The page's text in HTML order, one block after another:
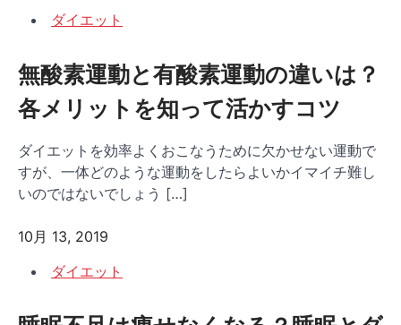
ダイエット
無酸素運動と有酸素運動の違いは？
各メリットを知って活かすコツ
ダイエットを効率よくおこなうために欠かせない運動で
すが、一体どのような運動をしたらよいかイマイチ難し
いのではないでしょう […]
10月 13, 2019
ダイエット